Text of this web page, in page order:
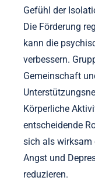
Gefühl der
Die Förderung
kann die
verbessern.
Gemeinschaft
Körperliche
entscheidende
sich als wirksam
Angst und
reduzieren.